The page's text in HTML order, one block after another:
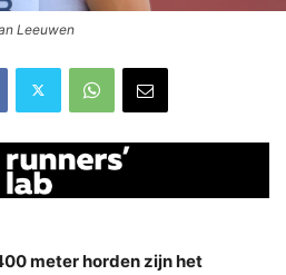
Leeuwen
meter horden zijn het